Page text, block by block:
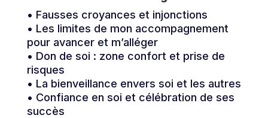
• Fausses croyances et injonctions
• Les limites de mon accompagnement
pour avancer et m’alléger
• Don de soi : zone confort et prise de
risques
• La bienveillance envers soi et les autres
• Confiance en soi et célébration de ses
succès